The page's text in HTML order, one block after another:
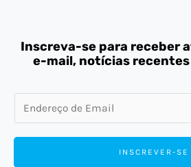
Inscreva-se para receber
e-mail, notícias
m
a
INSCREVER-SE